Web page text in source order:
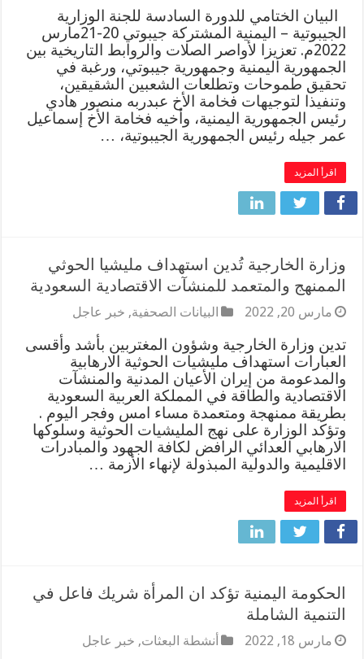
البيان الختامي للدورة السادسة للجنة الوزارية
الجيبوتية – اليمنية المشتركة جيبوتي 20-21مارس
2022م. تعزيزا لأواصر الصلات والروابط التاريخية بين
الجمهورية اليمنية وجمهورية جيبوتي، ورغبة في
تحقيق طموحات وتطلعات الشعبين الشقيقين،
وتنفيذا لتوجيهات فخامة الأخ عبدربه منصور هادي
رئيس الجمهورية اليمنية، وأخيه فخامة الأخ إسماعيل
عمر جيله رئيس الجمهورية الجيبوتية، …
اقرأ المزيد
وزارة الخارجية تُدين استهداف مليشيا الحوثي
الممنهج والمتعمد للمنشآت الاقتصادية السعودية
مارس 20, 2022 البيانات الصحفية, خبر عاجل
تدين وزارة الخارجية وشؤون المغتربين بأشد وأقسى
العبارات استهداف مليشيات الحوثية الارهابية
والمدعومة من إيران الأعيان المدنية والمنشآت
الاقتصادية والطاقة في المملكة العربية السعودية
بطريقة ممنهجة ومتعمدة مساء امس وفجر اليوم .
وتؤكد الوزارة على نهج المليشيات الحوثية وسلوكها
الارهابي العدائي الرافض لكافة الجهود والمبادرات
الاقليمية والدولية المبذولة لإنهاء الأزمة …
اقرأ المزيد
الحكومة اليمنية تؤكد ان المرأة شريك فاعل في
التنمية الشاملة
مارس 18, 2022 أنشطة البعثات, خبر عاجل